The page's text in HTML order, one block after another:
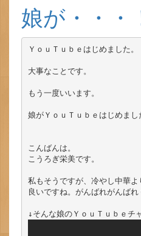
娘が・・・
ＹｏｕＴｕｂｅはじめました。
大事なことです。
もう一度いいます。
娘がＹｏｕＴｕｂｅはじめまし
こんばんは。
こうろぎ栄美です。
私もそうですが、冷やし中華
良いですね。がんばれがんばれ